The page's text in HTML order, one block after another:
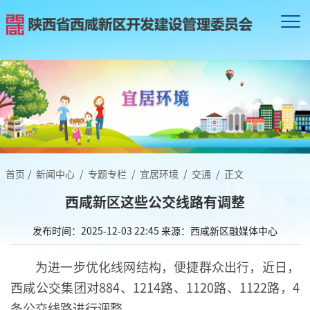
首页 / 新闻中心 / 专题专栏 / 宜居环境 / 交通 / 正文
西咸新区这些公交线路有调整
发布时间：2025-12-03 22:45 来源：西咸新区融媒体中心
为进一步优化线网结构，便捷群众出行，近日，
西咸公交集团对884、1214路、1120路、1122路，4